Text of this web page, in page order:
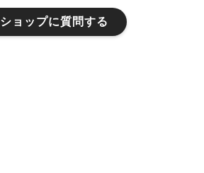
ショップに質問する